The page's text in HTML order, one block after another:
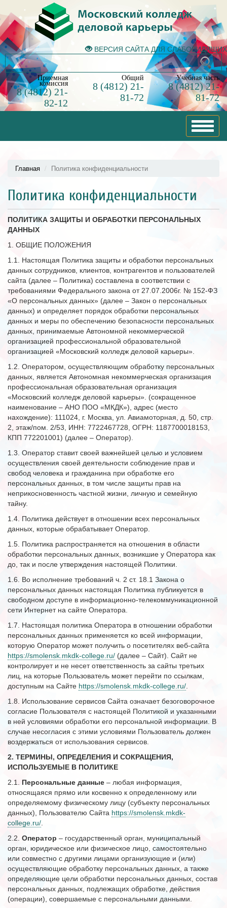
ВЕРСИЯ САЙТА ДЛЯ СЛАБОВИДЯЩИХ
Приемная
комиссия
8 (4812) 21-
82-12
Общий
8 (4812) 21-
81-72
Учебная часть
8 (4812) 21-
81-72
Toggle
Главная Политика конфиденциальности
Политика конфиденциальности
ПОЛИТИКА ЗАЩИТЫ И ОБРАБОТКИ ПЕРСОНАЛЬНЫХ
ДАННЫХ
1. ОБЩИЕ ПОЛОЖЕНИЯ
1.1. Настоящая Политика защиты и обработки персональных
данных сотрудников, клиентов, контрагентов и пользователей
сайта (далее – Политика) составлена в соответствии с
требованиями Федерального закона от 27.07.2006г. № 152-ФЗ
«О персональных данных» (далее – Закон о персональных
данных) и определяет порядок обработки персональных
данных и меры по обеспечению безопасности персональных
данных, принимаемые Автономной некоммерческой
организацией профессиональной образовательной
организацией «Московский колледж деловой карьеры».
1.2. Оператором, осуществляющим обработку персональных
данных, является Автономная некоммерческая организация
профессиональная образовательная организация
«Московский колледж деловой карьеры». (сокращенное
наименование – АНО ПОО «МКДК»), адрес (место
нахождение): 111024, г. Москва, ул. Авиамоторная, д. 50, стр.
2, этаж/пом. 2/53, ИНН: 7722467728, ОГРН: 1187700018153,
КПП 772201001) (далее – Оператор).
1.3. Оператор ставит своей важнейшей целью и условием
осуществления своей деятельности соблюдение прав и
свобод человека и гражданина при обработке его
персональных данных, в том числе защиты прав на
неприкосновенность частной жизни, личную и семейную
тайну.
1.4. Политика действует в отношении всех персональных
данных, которые обрабатывает Оператор.
1.5. Политика распространяется на отношения в области
обработки персональных данных, возникшие у Оператора как
до, так и после утверждения настоящей Политики.
1.6. Во исполнение требований ч. 2 ст. 18.1 Закона о
персональных данных настоящая Политика публикуется в
свободном доступе в информационно-телекоммуникационной
сети Интернет на сайте Оператора.
1.7. Настоящая политика Оператора в отношении обработки
персональных данных применяется ко всей информации,
которую Оператор может получить о посетителях веб-сайта
https://smolensk.mkdk-college.ru/ (далее – Сайт). Сайт не
контролирует и не несет ответственность за сайты третьих
лиц, на которые Пользователь может перейти по ссылкам,
доступным на Сайте https://smolensk.mkdk-college.ru/
1.8. Использование сервисов Сайта означает безоговорочное
согласие Пользователя с настоящей Политикой и указанными
в ней условиями обработки его персональной информации. В
случае несогласия с этими условиями Пользователь должен
воздержаться от использования сервисов.
2. ТЕРМИНЫ, ОПРЕДЕЛЕНИЯ И СОКРАЩЕНИЯ,
ИСПОЛЬЗУЕМЫЕ В ПОЛИТИКЕ
2.1. Персональные данные – любая информация,
относящаяся прямо или косвенно к определенному или
определяемому физическому лицу (субъекту персональных
данных), Пользователю Сайта https://smolensk.mkdk-
college.ru/
2.2. Оператор – государственный орган, муниципальный
орган, юридическое или физическое лицо, самостоятельно
или совместно с другими лицами организующие и (или)
осуществляющие обработку персональных данных, а также
определяющие цели обработки персональных данных, состав
персональных данных, подлежащих обработке, действия
(операции), совершаемые с персональными данными.